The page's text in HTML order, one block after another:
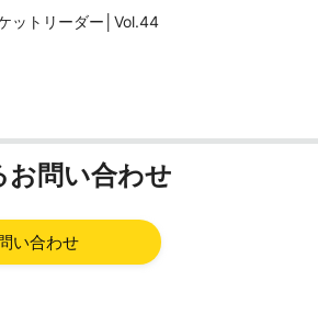
ットリーダー│Vol.44
お問い合わせ
い合わせ